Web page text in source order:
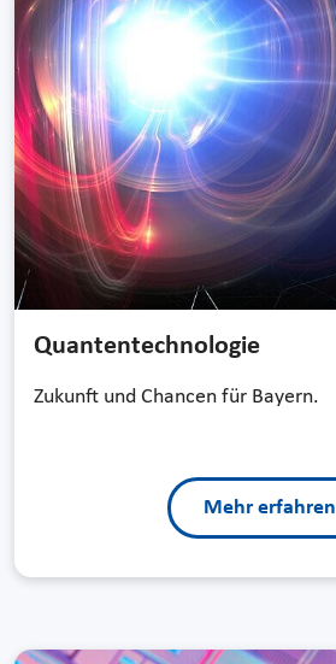
Quanten­technologie
Zukunft und Chancen für Bayern.
Mehr erfahren